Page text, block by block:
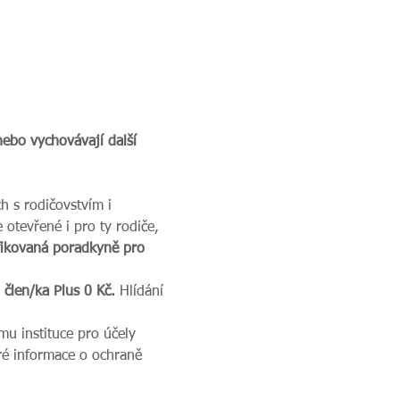
vychovávají další
s rodičovstvím i
otevřené i pro ty rodiče,
poradkyně pro
ka Plus 0 Kč. Hlídání
instituce pro účely
informace o ochraně